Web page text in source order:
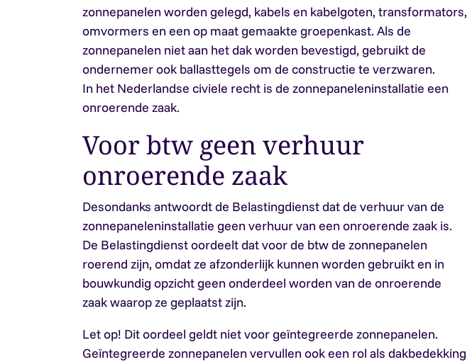
zonnepanelen worden gelegd, kabels en kabelgoten, transformators,
omvormers en een op maat gemaakte groepenkast. Als de
zonnepanelen niet aan het dak worden bevestigd, gebruikt de
ondernemer ook ballasttegels om de constructie te verzwaren.
In het Nederlandse civiele recht is de zonnepaneleninstallatie een
onroerende zaak.
Voor btw geen verhuur
onroerende zaak
Desondanks antwoordt de Belastingdienst dat de verhuur van de
zonnepaneleninstallatie geen verhuur van een onroerende zaak is.
De Belastingdienst oordeelt dat voor de btw de zonnepanelen
roerend zijn, omdat ze afzonderlijk kunnen worden gebruikt en in
bouwkundig opzicht geen onderdeel worden van de onroerende
zaak waarop ze geplaatst zijn.
Let op! Dit oordeel geldt niet voor geïntegreerde zonnepanelen.
Geïntegreerde zonnepanelen vervullen ook een rol als dakbedekking